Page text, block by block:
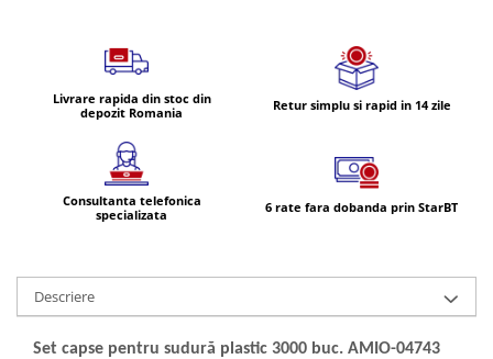
Lumini, Becuri, Proiectoare
Accesorii iluminare LED camioane
Bare LED (LED Bar) off-road, auto
Becuri Halogen Auto
Seturi de Becuri Auto
Faruri Camioane, Utilaje &
Tractoare
Livrare rapida din stoc din
depozit Romania
Retur simplu si rapid in 14 zile
Consultanta telefonica
specializata
6 rate fara dobanda prin StarBT
Descriere
Set capse pentru sudură plastic 3000 buc. AMIO-04743